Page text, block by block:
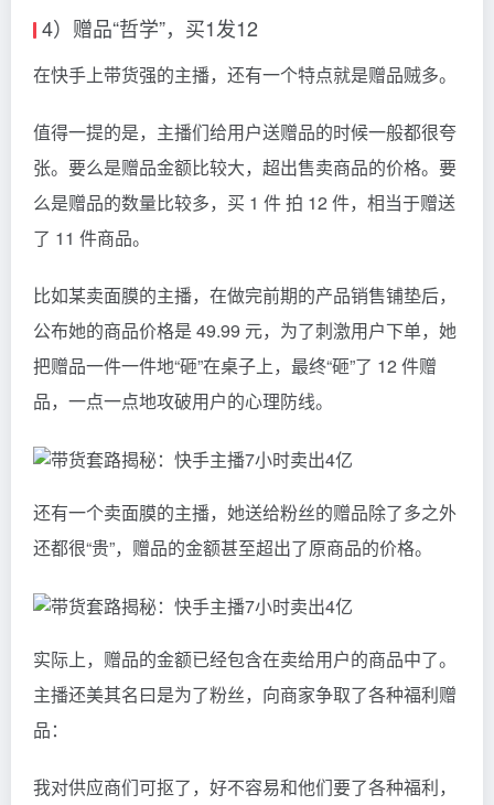
4）赠品“哲学”，买1发12
在快手上带货强的主播，还有一个特点就是赠品贼多。
值得一提的是，主播们给用户送赠品的时候一般都很夸
张。要么是赠品金额比较大，超出售卖商品的价格。要
么是赠品的数量比较多，买 1 件 拍 12 件，相当于赠送
了 11 件商品。
比如某卖面膜的主播，在做完前期的产品销售铺垫后，
公布她的商品价格是 49.99 元，为了刺激用户下单，她
把赠品一件一件地“砸”在桌子上，最终“砸”了 12 件赠
品，一点一点地攻破用户的心理防线。
还有一个卖面膜的主播，她送给粉丝的赠品除了多之外
还都很“贵”，赠品的金额甚至超出了原商品的价格。
实际上，赠品的金额已经包含在卖给用户的商品中了。
主播还美其名曰是为了粉丝，向商家争取了各种福利赠
品：
我对供应商们可抠了，好不容易和他们要了各种福利，